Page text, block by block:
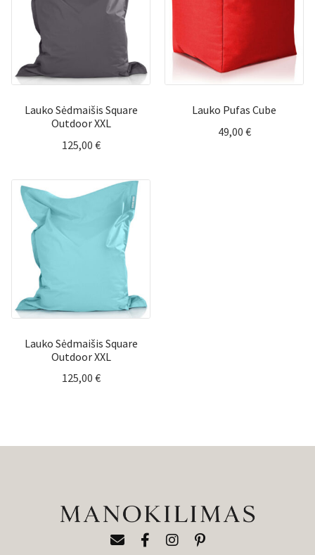
Lauko Sėdmaišis Square
Outdoor XXL
125,00 €
Lauko Pufas Cube
49,00 €
Lauko Sėdmaišis Square
Outdoor XXL
125,00 €